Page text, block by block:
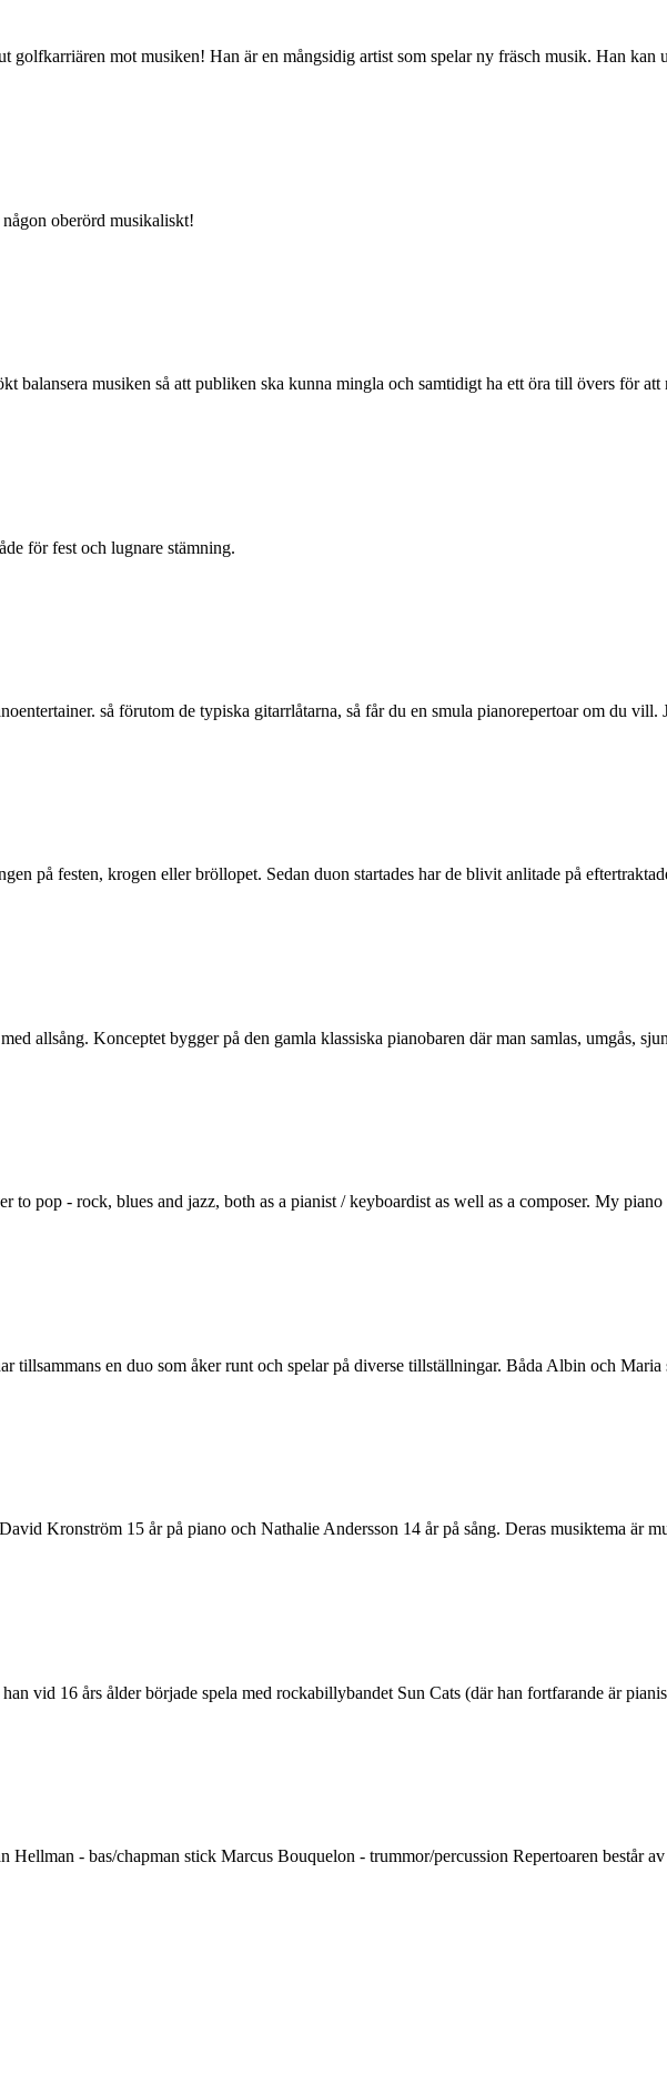
golfkarriären mot musiken! Han är en mångsidig artist som spelar ny fräsch musik. Han kan
oberörd musikaliskt!
balansera musiken så att publiken ska kunna mingla och samtidigt ha ett öra till övers för
för fest och lugnare stämning.
så förutom de typiska gitarrlåtarna, så får du en smula pianorepertoar om du vill.
på festen, krogen eller bröllopet. Sedan duon startades har de blivit anlitade på
allsång. Konceptet bygger på den gamla klassiska pianobaren där man samlas, umgås,
to pop ‐ rock, blues and jazz, both as a pianist / keyboardist as well as a composer. My
tillsammans en duo som åker runt och spelar på diverse tillställningar. Båda Albin och
Kronström 15 år på piano och Nathalie Andersson 14 år på sång. Deras musiktema är
vid 16 års ålder började spela med rockabillybandet Sun Cats (där han fortfarande är
Hellman - bas/chapman stick Marcus Bouquelon - trummor/percussion Repertoaren består